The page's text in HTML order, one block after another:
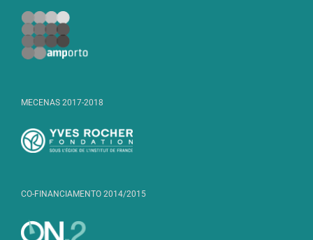
MECENAS 2017-2018
CO-FINANCIAMENTO 2014/2015